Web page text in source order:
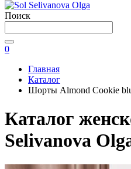
Поиск
0
Главная
Каталог
Шорты Almond Cookie
Каталог
Selivanova